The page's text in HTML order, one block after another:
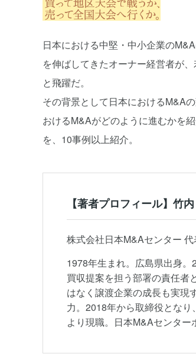
日本における中堅・中小企業の
を伸ばしてきたオーナー経営者が
と飛躍だ。
その背景として日本におけるM&A
おけるM&Aがどのように進むかを
を、10事例以上紹介。
【著者プロフィール】竹
株式会社日本M&Aセンター
1978年生まれ。広島県出身
買収提案を担う部署の責任者
はなく譲渡企業の成長も実現
力。2018年から取締役とな
より現職。日本M&Aセンター